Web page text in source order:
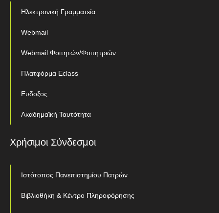
Ηλεκτρονική Γραμματεία
Webmail
Webmail Φοιτητών/Φοιτητριών
Πλατφόρμα Eclass
Ευδοξος
Ακαδημαϊκή Ταυτότητα
Χρήσιμοι Σύνδεσμοι
Ιστότοπος Πανεπιστημίου Πατρών
Βιβλιοθήκη & Κέντρο Πληροφόρησης